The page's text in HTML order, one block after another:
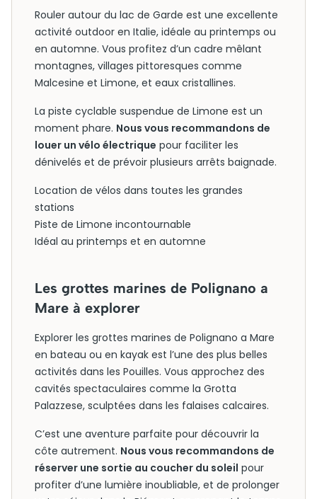
Rouler autour du lac de Garde est une excellente
activité outdoor en Italie, idéale au printemps ou
en automne. Vous profitez d’un cadre mêlant
montagnes, villages pittoresques comme
Malcesine et Limone, et eaux cristallines.
La piste cyclable suspendue de Limone est un
moment phare. Nous vous recommandons de
louer un vélo électrique pour faciliter les
dénivelés et de prévoir plusieurs arrêts baignade.
Location de vélos dans toutes les grandes
stations
Piste de Limone incontournable
Idéal au printemps et en automne
Les grottes marines de Polignano a
Mare à explorer
Explorer les grottes marines de Polignano a Mare
en bateau ou en kayak est l’une des plus belles
activités dans les Pouilles. Vous approchez des
cavités spectaculaires comme la Grotta
Palazzese, sculptées dans les falaises calcaires.
C’est une aventure parfaite pour découvrir la
côte autrement. Nous vous recommandons de
réserver une sortie au coucher du soleil pour
profiter d’une lumière inoubliable, et de prolonger